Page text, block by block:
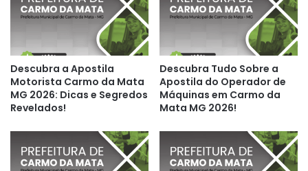
Descubra a Apostila
Motorista Carmo da Mata
MG 2026: Dicas e Segredos
Revelados!
Descubra Tudo Sobre a
Apostila do Operador de
Máquinas em Carmo da
Mata MG 2026!